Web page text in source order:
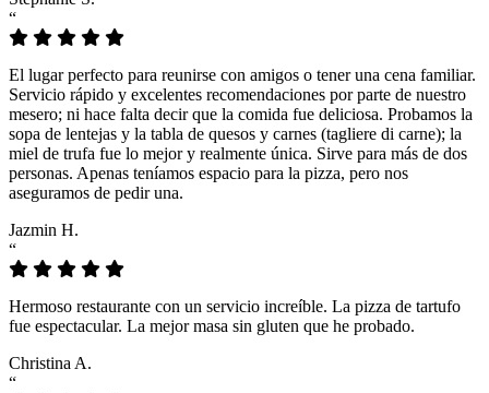
“
El lugar perfecto para reunirse con amigos o tener una cena familiar.
Servicio rápido y excelentes recomendaciones por parte de nuestro
mesero; ni hace falta decir que la comida fue deliciosa. Probamos la
sopa de lentejas y la tabla de quesos y carnes (tagliere di carne); la
miel de trufa fue lo mejor y realmente única. Sirve para más de dos
personas. Apenas teníamos espacio para la pizza, pero nos
aseguramos de pedir una.
Jazmin H.
“
Hermoso restaurante con un servicio increíble. La pizza de tartufo
fue espectacular. La mejor masa sin gluten que he probado.
Christina A.
“